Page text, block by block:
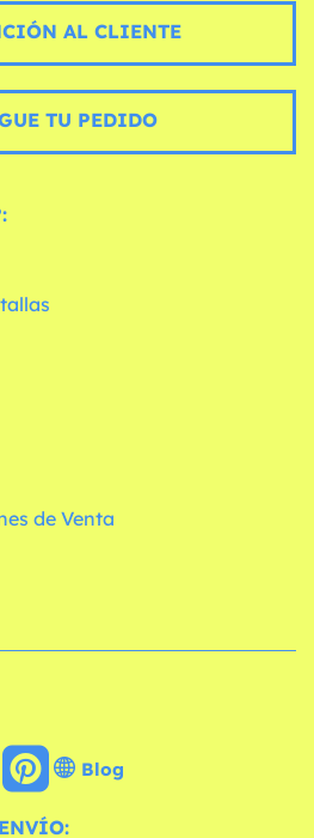
AL CLIENTE
TU PEDIDO
de Venta
Blog